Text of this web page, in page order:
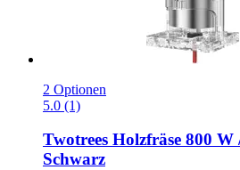
2 Optionen
5.0 (1)
Twotrees Holzfräse 800 W
Schwarz